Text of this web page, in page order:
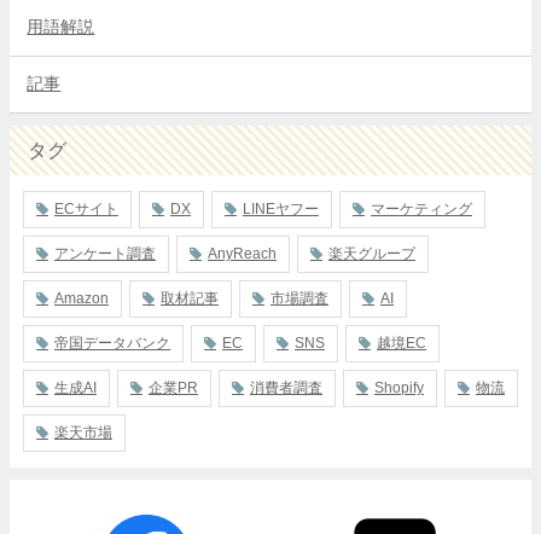
用語解説
記事
タグ
ECサイト DX LINEヤフー マーケティング
アンケート調査 AnyReach 楽天グループ
Amazon 取材記事 市場調査 AI
帝国データバンク EC SNS 越境EC
生成AI 企業PR 消費者調査 Shopify 物流
楽天市場